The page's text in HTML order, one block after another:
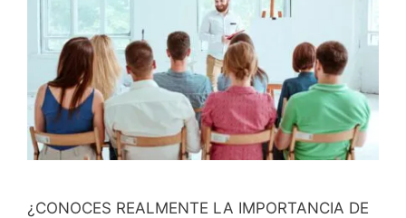
¿CONOCES REALMENTE LA IMPORTANCIA DE